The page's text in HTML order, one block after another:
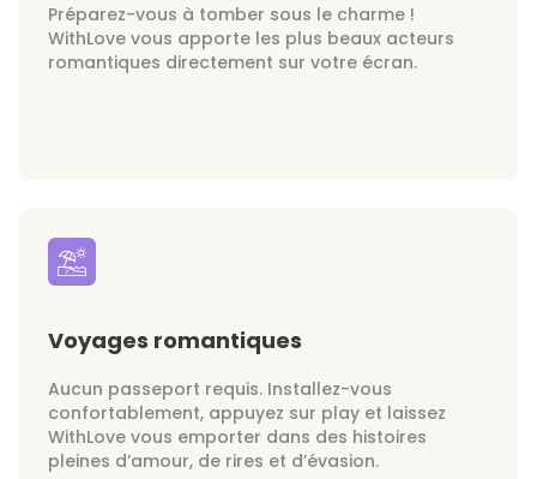
Préparez-vous à tomber sous le charme !
WithLove vous apporte les plus beaux acteurs
romantiques directement sur votre écran.
Voyages romantiques
Aucun passeport requis. Installez-vous
confortablement, appuyez sur play et laissez
WithLove vous emporter dans des histoires
pleines d’amour, de rires et d’évasion.